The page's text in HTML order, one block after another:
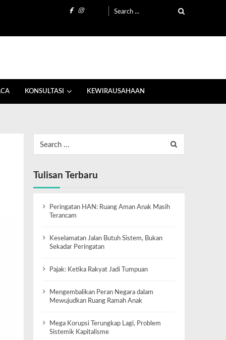
KONSULTASI KEWIRAUSAHAAN
Tulisan Terbaru
Peringatan HAN: Ruang Aman Anak Masih
Terancam
Keselamatan Jalan Butuh Sistem, Bukan
Sekadar Peringatan
Pajak: Ketika Rakyat Jadi Tumpuan
Mengembalikan Peran Negara dalam
Mewujudkan Ruang Ramah Anak
Mega Korupsi Terungkap Lagi, Problem
Sistemik Kapitalisme